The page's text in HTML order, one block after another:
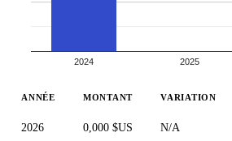
2024 2025
ANNÉE MONTANT VARIATION
2026 0,000 $US N/A